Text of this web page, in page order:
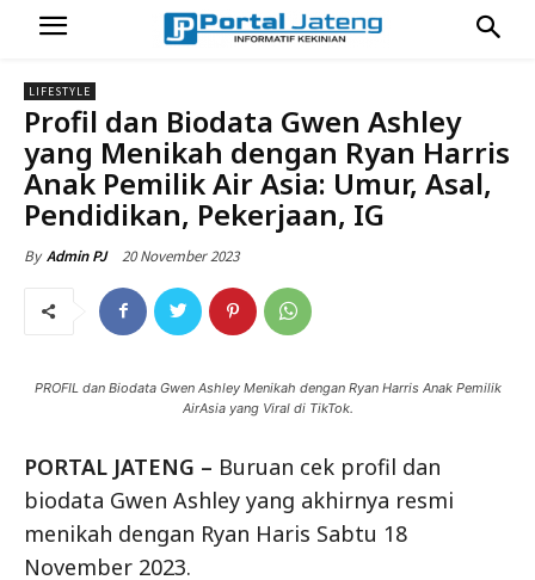
LIFESTYLE
Profil dan Biodata Gwen Ashley
yang Menikah dengan Ryan Harris
Anak Pemilik Air Asia: Umur, Asal,
Pendidikan, Pekerjaan, IG
By Admin PJ 20 November 2023
PROFIL dan Biodata Gwen Ashley Menikah dengan Ryan Harris Anak Pemilik
AirAsia yang Viral di TikTok.
PORTAL JATENG – Buruan cek profil dan
biodata Gwen Ashley yang akhirnya resmi
menikah dengan Ryan Haris Sabtu 18
November 2023.